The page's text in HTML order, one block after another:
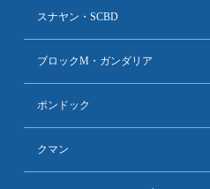
スナヤン・SCBD
ブロックM・ガンダリア
ポンドック
クマン